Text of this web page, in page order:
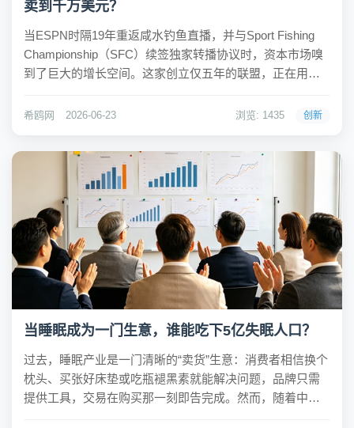
卖到千万美元？
当ESPN时隔19年重返咸水钓鱼直播，并与Sport Fishing
Championship（SFC）续签独家转播协议时，资本市场嗅
到了巨大的增长空间。这家创立仅五年的联盟，正在用美
前NBA全明星本·西蒙斯以近千万美元的估值收购俱乐部股
希鸥网 2026-06-23 浏览: 1435 创新
当睡眠成为一门生意，谁能吃下5亿失眠人口？
过去，睡眠产业是一门清晰的“卖货”生意：消费者相信换个
枕头、买张好床垫或吃瓶褪黑素就能解决问题，品牌只需
提供工具，交易在购买那一刻即告完成。然而，随着中国